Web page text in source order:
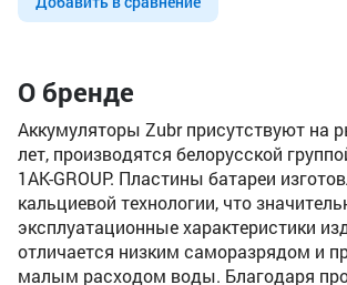
О бренде
Аккумуляторы Zubr присутствуют на
лет, производятся белорусской
1AK-GROUP. Пластины батареи
кальциевой технологии, что
эксплуатационные характеристики
отличается низким саморазрядом и
малым расходом воды. Благодаря